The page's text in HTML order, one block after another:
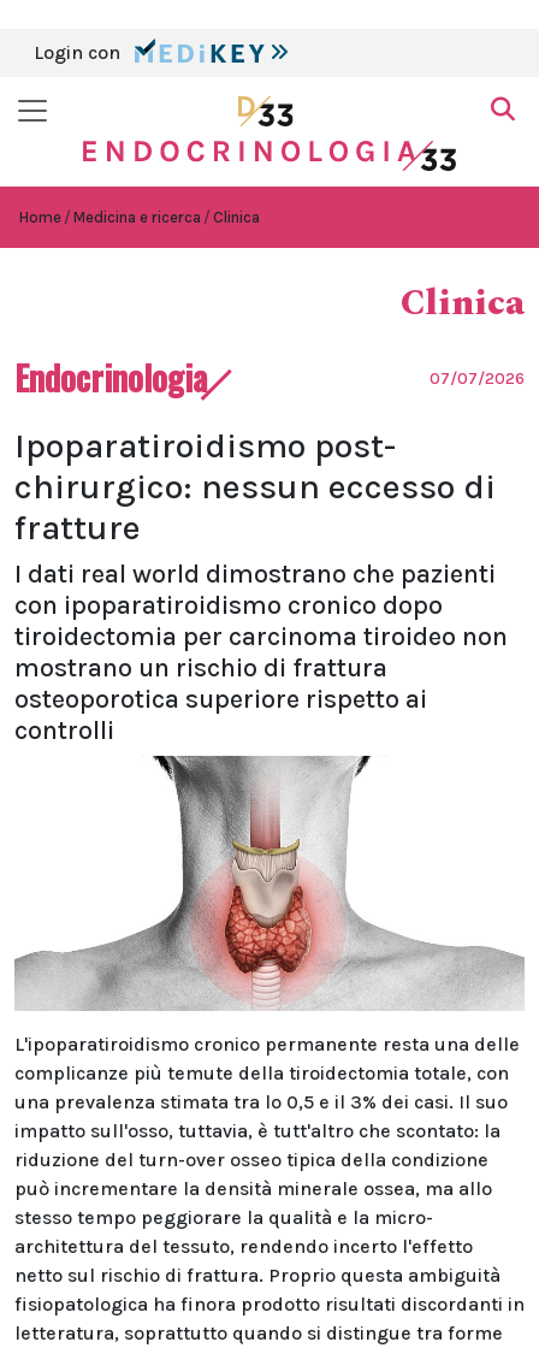
Login con
Home Medicina e ricerca Clinica
Clinica
Endocrinologia 07/07/2026
Ipoparatiroidismo post-
chirurgico: nessun eccesso di
fratture
I dati real world dimostrano che pazienti
con ipoparatiroidismo cronico dopo
tiroidectomia per carcinoma tiroideo non
mostrano un rischio di frattura
osteoporotica superiore rispetto ai
controlli
L'ipoparatiroidismo cronico permanente resta una delle
complicanze più temute della tiroidectomia totale, con
una prevalenza stimata tra lo 0,5 e il 3% dei casi. Il suo
impatto sull'osso, tuttavia, è tutt'altro che scontato: la
riduzione del turn-over osseo tipica della condizione
può incrementare la densità minerale ossea, ma allo
stesso tempo peggiorare la qualità e la micro-
architettura del tessuto, rendendo incerto l'effetto
netto sul rischio di frattura. Proprio questa ambiguità
fisiopatologica ha finora prodotto risultati discordanti in
letteratura, soprattutto quando si distingue tra forme